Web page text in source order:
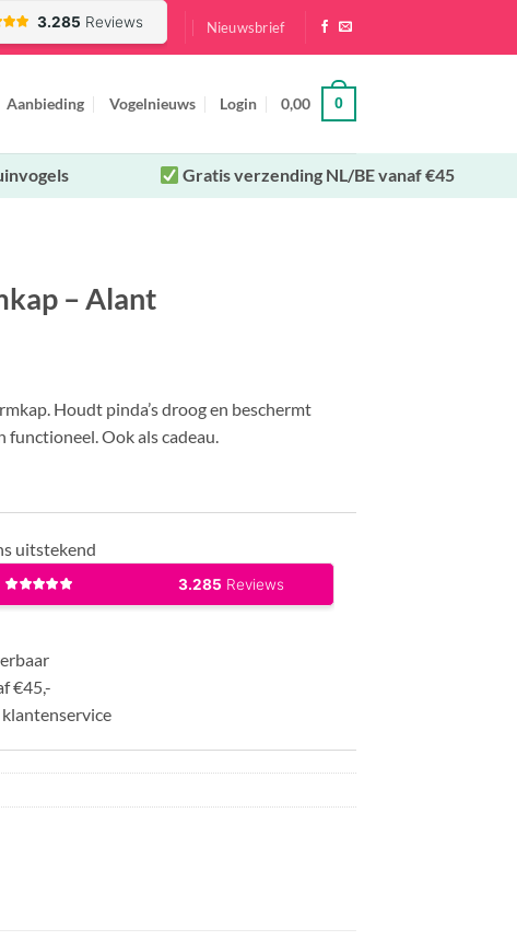
Nieuwsbrief
Aanbieding Vogelnieuws Login 0,00 0
Gratis verzending NL/BE vanaf €45
– Alant
Houdt pinda’s droog en beschermt
Ook als cadeau.
uitstekend
€45,-